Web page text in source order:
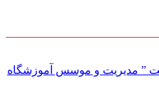
” مدیریت و موسس آموزشگاه